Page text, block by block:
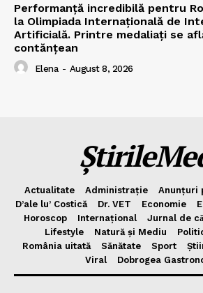
Performanță incredibilă pentru
la Olimpiada Internațională de
Artificială. Printre medaliați se
contănțean
Elena - August 8, 2026
Actualitate Administrație Anunțuri
D’ale lu’ Costică
Dr. VET Economie
Horoscop
Internațional Jurnal de
Lifestyle
Natură și Mediu
România uitată
Sănătate Sport
Viral
Dobrogea